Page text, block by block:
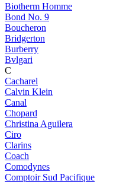
Biotherm Homme
Bond No. 9
Boucheron
Bridgerton
Burberry
Bvlgari
C
Cacharel
Calvin Klein
Canal
Chopard
Christina Aguilera
Ciro
Clarins
Coach
Comodynes
Comptoir Sud Pacifique